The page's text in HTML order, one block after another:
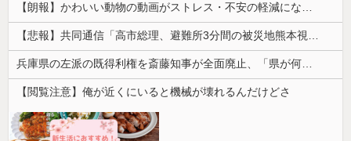
【朗報】かわいい動物の動画がストレス・不安の軽減になる可能性。英大学の研究で実証
【悲報】共同通信「高市総理、避難所3分間の被災地熊本視察動画に批判！」 → 内閣報道官「避難所視察は51分間！大変な状況の中で、1時間近く受け入れていただき、感謝！」
兵庫県の左派の既得利権を斎藤知事が全面廃止、「県が何をするねん？」と存在意義そのものが不明で……
【閲覧注意】俺が近くにいると機械が壊れるんだけどさ